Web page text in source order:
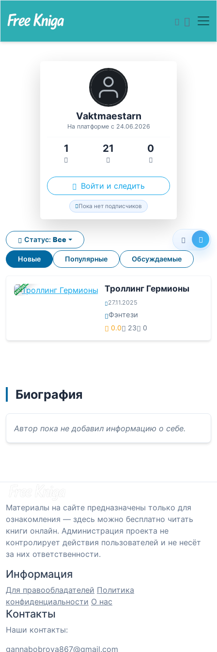
Vaktmaestarn
На платформе с 24.06.2026
1 21 0
Войти и следить
Пока нет подписчиков
Новые Популярные Обсуждаемые
Статус: Все
ЗАВЕРШЕНА Троллинг Гермионы
27.11.2025
Фэнтези
0.0 23 0
Биография
Автор пока не добавил информацию о себе.
Материалы на сайте предназначены только для
ознакомления — здесь можно бесплатно читать
книги онлайн. Администрация проекта не
контролирует действия пользователей и не несёт
за них ответственности.
Информация
Для правообладателей Политика
конфиденциальности О нас
Контакты
Наши контакты:
gannabobrova867@gmail.com